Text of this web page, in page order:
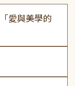
愛與美學的